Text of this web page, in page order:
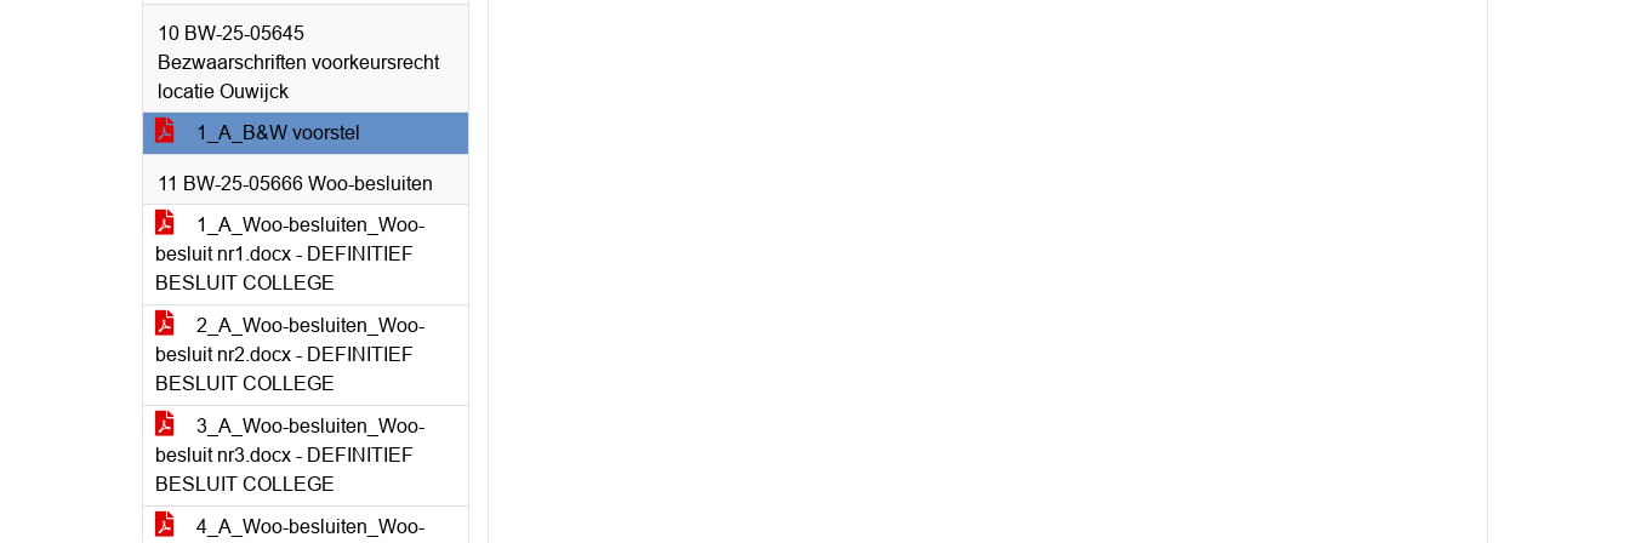
10 BW-25-05645
Bezwaarschriften voorkeursrecht
locatie Ouwijck
1_A_B&W voorstel
11 BW-25-05666 Woo-besluiten
1_A_Woo-besluiten_Woo-
besluit nr1.docx - DEFINITIEF
BESLUIT COLLEGE
2_A_Woo-besluiten_Woo-
besluit nr2.docx - DEFINITIEF
BESLUIT COLLEGE
3_A_Woo-besluiten_Woo-
besluit nr3.docx - DEFINITIEF
BESLUIT COLLEGE
4_A_Woo-besluiten_Woo-